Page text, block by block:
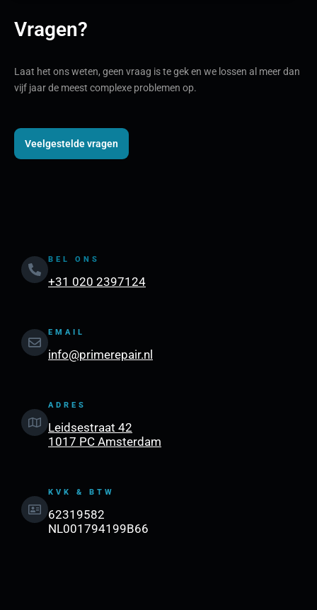
Vragen?
Laat het ons weten, geen vraag is te gek en we lossen al meer dan
vijf jaar de meest complexe problemen op.
Veelgestelde vragen
BEL ONS
+31 020 2397124
EMAIL
info@primerepair.nl
ADRES
Leidsestraat 42
1017 PC Amsterdam
KVK & BTW
62319582
NL001794199B66